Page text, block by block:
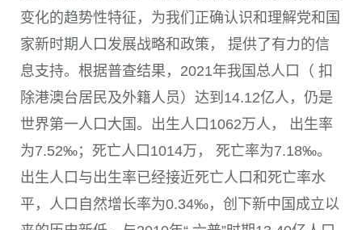
变化的趋势性特征，为我们正确认识和理解党和国
家新时期人口发展战略和政策， 提供了有力的信
息支持。根据普查结果， 2021年我国总人口（ 扣
除港澳台居民及外籍人员）达到 14.12亿人，仍是
世界第一人口大国。出生人口 1062万人， 出生率
为7.52‰；死亡人口 1014万， 死亡率为7.18‰。
出生人口与出生率已经接近死亡人口和死亡率水
平，人口自然增长率为0.34‰，创下新中国成立以